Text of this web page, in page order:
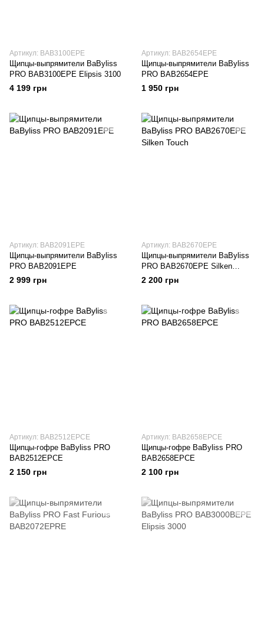
Артикул: BAB3100EPE
Щипцы-выпрямители BaByliss
PRO BAB3100EPE Elipsis 3100
4 199 грн
Артикул: BAB2654EPE
Щипцы-выпрямители BaByliss
PRO BAB2654EPE
1 950 грн
Артикул: BAB2091EPE
Щипцы-выпрямители BaByliss
PRO BAB2091EPE
2 999 грн
Артикул: BAB2670EPE
Щипцы-выпрямители BaByliss
PRO BAB2670EPE Silken
Touch
2 200 грн
Артикул: BAB2512EPCE
Щипцы-гофре BaByliss PRO
BAB2512EPCE
2 150 грн
Артикул: BAB2658EPCE
Щипцы-гофре BaByliss PRO
BAB2658EPCE
2 100 грн